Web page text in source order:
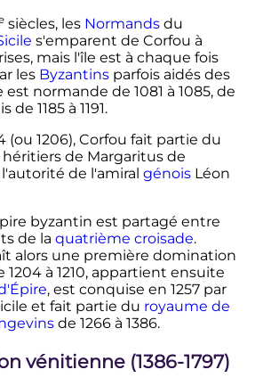
siècles, les Normandsdu
s'emparent de Corfou à
mais l'île est à chaque fois
les Byzantinsparfois aidés des
est normande de 1081 à 1085, de
de 1185 à 1191.
(ou 1206), Corfou fait partie du
de Margaritus de
de l'amiral génoisLéon
byzantin est partagé entre
de la quatrième croisade.
alors une première domination
à 1210, appartient ensuite
, est conquise en 1257 par
et fait partie du royaume de
de 1266 à 1386.
vénitienne (1386-1797)